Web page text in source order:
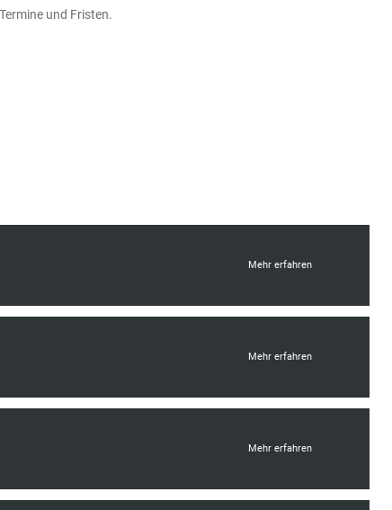
und Fristen.
Mehr erfahren
Mehr erfahren
Mehr erfahren